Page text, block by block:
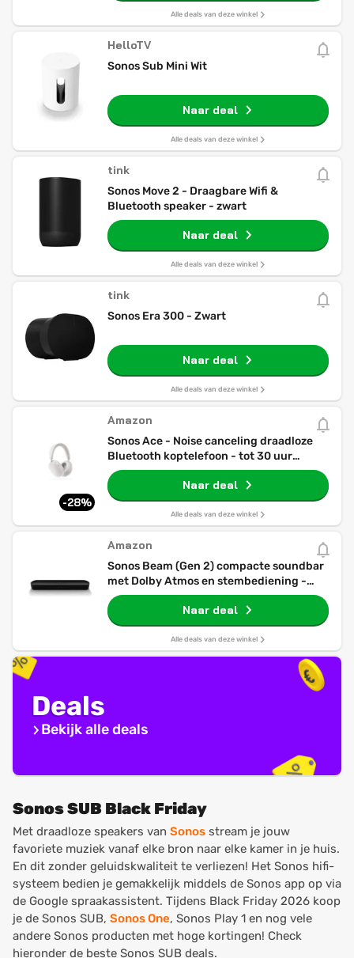
Alle deals van deze winkel
HelloTV
Sonos Sub Mini Wit
Naar deal
Alle deals van deze winkel
tink
Sonos Move 2 - Draagbare Wifi &
Bluetooth speaker - zwart
Naar deal
Alle deals van deze winkel
tink
Sonos Era 300 - Zwart
Naar deal
Alle deals van deze winkel
-28%
Amazon
Sonos Ace - Noise canceling draadloze
Bluetooth koptelefoon - tot 30 uur
batterij - Spatial Audio, dynamische
head tracking - witNaar deal
Alle deals van deze winkel
Amazon
Sonos Beam (Gen 2) compacte soundbar
met Dolby Atmos en stembediening -
zwart
Naar deal
Alle deals van deze winkel
Deals
Bekijk alle deals
Sonos SUB Black Friday
Met draadloze speakers van Sonos stream je jouw
favoriete muziek vanaf elke bron naar elke kamer in je huis.
En dit zonder geluidskwaliteit te verliezen! Het Sonos hifi-
systeem bedien je gemakkelijk middels de Sonos app op via
de Google spraakassistent. Tijdens Black Friday 2026 koop
je de Sonos SUB, Sonos One, Sonos Play 1 en nog vele
andere Sonos producten met hoge kortingen! Check
hieronder de beste Sonos SUB deals.